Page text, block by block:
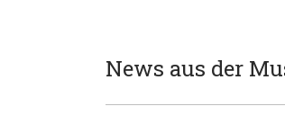
News aus der